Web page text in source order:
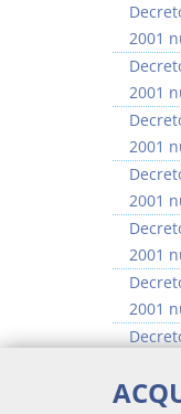
2001
2001
2001
2001
2001
2001